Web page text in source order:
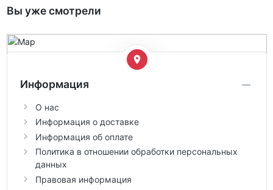
Вы уже смотрели
Информация
О нас
Информация о доставке
Информация об оплате
Политика в отношении обработки персональных
данных
Правовая информация